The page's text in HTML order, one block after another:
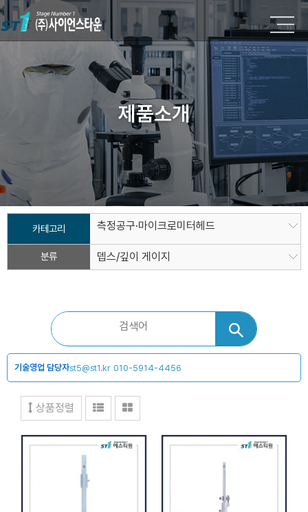
제품소개
카테고리 측정공구·마이크로미터헤드
분류 뎁스/깊이 게이지
기술영업 담당자st5@st1.kr 010-5914-4456
상품정렬